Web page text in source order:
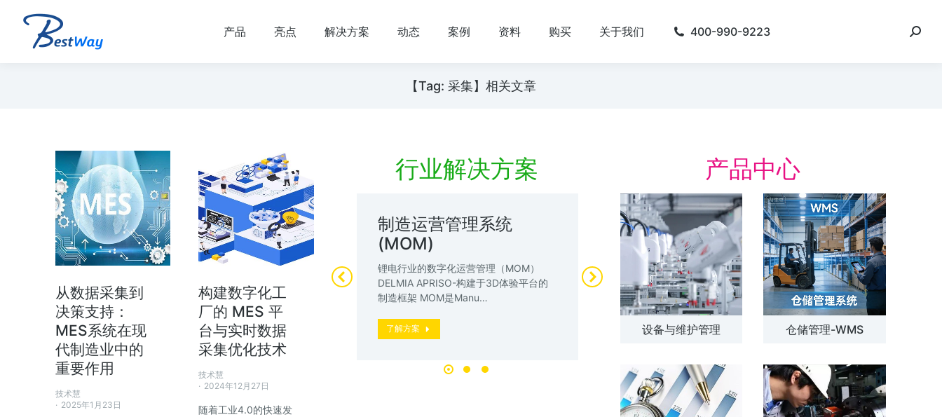
产品 亮点 解决方案 动态 案例 资料 购买 关于我们 400-990-9223
【Tag: 采集】相关文章
从数据采集到
决策支持：
MES系统在现
代制造业中的
重要作用
技术慧
2025年1月23日
构建数字化工
厂的 MES 平
台与实时数据
采集优化技术
技术慧
2024年12月27日
随着工业4.0的快速发
行业解决方案
字化运营
管理（MOM） 行
、高可靠性、高安
本、交期、合规…
数字化精益管理解决方
案
数字化精益管理 建设基于“虚拟数字化工
厂” 的数字化制造体系 实时，在线，互
动。 简化会议准备。 人员主动参与…
制造运营管理系统
(MOM)
锂电行业的数字化运营管理（MOM）
DELMIA APRISO-构建于3D体验平台的
制造框架 MOM是Manu…
了解方案
锂电行业的数字化运营
管理（MOM）
锂电行业的数字化运营管理（MOM） 行
业挑战 如何提供高性能、高可靠性、高安
全性的鲤电池，满足成本、交期、合规…
了解方案
数字化精益
案
数字化精益管理 建设
厂” 的数字化制造体系
动。 简化会议准备。
了解方案
产品中心
设备与维护管理 仓储管理-WMS